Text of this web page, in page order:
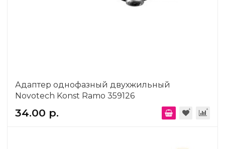
Адаптер однофазный двухжильный
Novotech Konst Ramo 359126
34.00 р.